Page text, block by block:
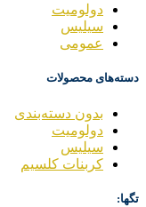
دولومیت
سیلیس
عمومی
دسته‌های محصولات
بدون دسته‌بندی
دولومیت
سیلیس
کربنات کلسیم
تگها: